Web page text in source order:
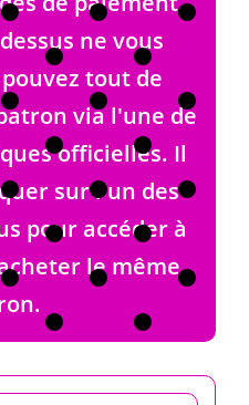
ne vous
tout de
via l'une de
officielles. Il
sur l'un des
pour accéder à
le même